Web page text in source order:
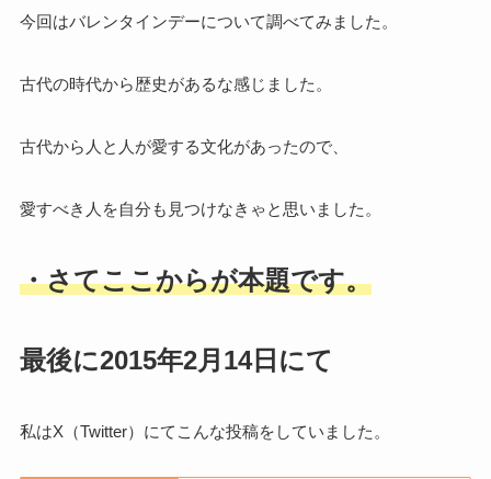
今回はバレンタインデーについて調べてみました。
古代の時代から歴史があるな感じました。
古代から人と人が愛する文化があったので、
愛すべき人を自分も見つけなきゃと思いました。
・さてここからが本題です。
最後に2015年2月14日にて
私はX（Twitter）にてこんな投稿をしていました。